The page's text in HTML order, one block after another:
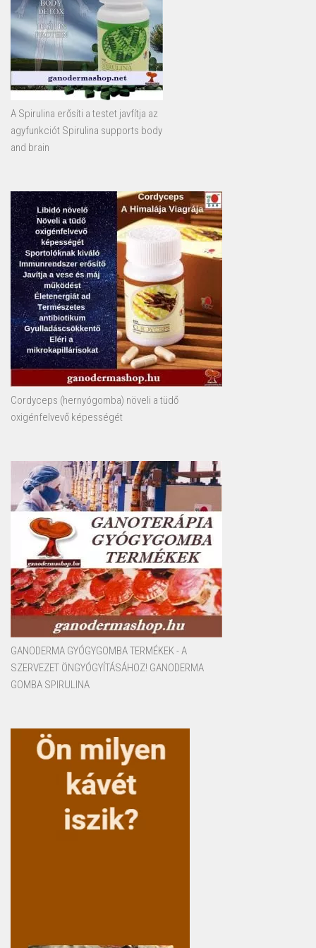
A Spirulina erősíti a testet javfítja az
agyfunkciót Spirulina supports body
and brain
Cordyceps (hernyógomba) növeli a tüdő
oxigénfelvevő képességét
GANODERMA GYÓGYGOMBA TERMÉKEK - A
SZERVEZET ÖNGYÓGYÍTÁSÁHOZ! GANODERMA
GOMBA SPIRULINA